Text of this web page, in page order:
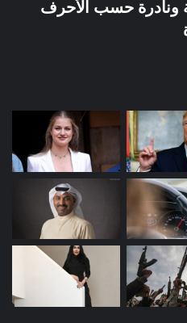
ونادرة حسب الأحرف